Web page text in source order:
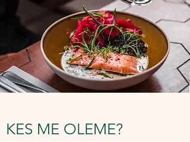
KES ME OLEME?